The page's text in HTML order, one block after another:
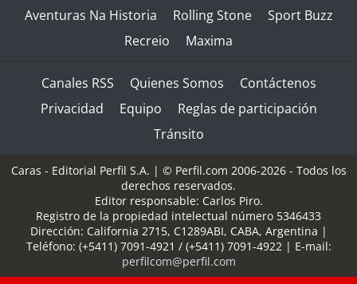
Aventuras Na Historia
Rolling Stone
Sport Buzz
Recreio
Maxima
Canales RSS Quienes Somos
Contáctenos
Privacidad
Equipo
Reglas de participación
Tránsito
Caras - Editorial Perfil S.A. | © Perfil.com 2006-2026 - Todos los
derechos reservados.
Editor responsable: Carlos Piro.
Registro de la propiedad intelectual número 5346433
Dirección: California 2715, C1289ABI, CABA, Argentina |
Teléfono: (+5411) 7091-4921 / (+5411) 7091-4922| E-mail:
perfilcom@perfil.com